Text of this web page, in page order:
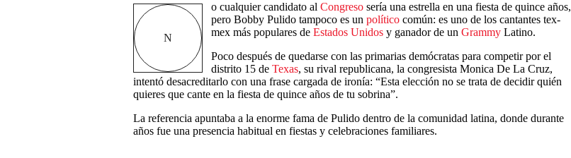
N
o cualquier candidato al Congreso sería una estrella en una fiesta de quince años,
pero Bobby Pulido tampoco es un político común: es uno de los cantantes tex-
mex más populares de Estados Unidos y ganador de un Grammy Latino.
Poco después de quedarse con las primarias demócratas para competir por el
distrito 15 de Texas, su rival republicana, la congresista Monica De La Cruz,
intentó desacreditarlo con una frase cargada de ironía: “Esta elección no se trata de decidir quién
quieres que cante en la fiesta de quince años de tu sobrina”.
La referencia apuntaba a la enorme fama de Pulido dentro de la comunidad latina, donde durante
años fue una presencia habitual en fiestas y celebraciones familiares.